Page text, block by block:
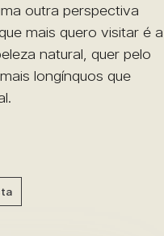
outra perspectiva
mais quero visitar é a
natural, quer pelo
longínquos que